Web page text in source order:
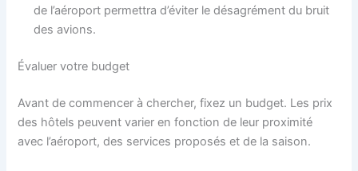
de l’aéroport permettra d’éviter le désagrément du bruit
des avions.
Évaluer votre budget
Avant de commencer à chercher, fixez un budget. Les prix
des hôtels peuvent varier en fonction de leur proximité
avec l’aéroport, des services proposés et de la saison.